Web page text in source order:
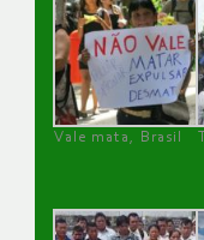
Vale mata, Brasil